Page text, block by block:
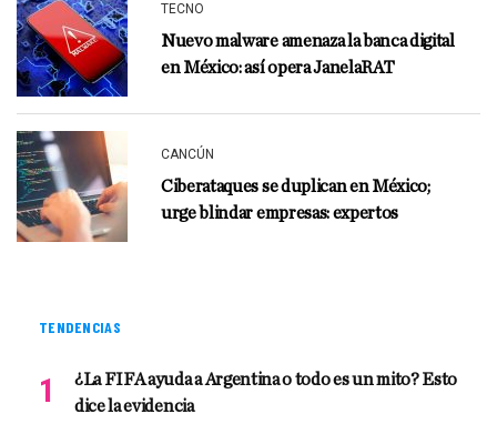
TECNO
Nuevo malware amenaza la banca digital
en México: así opera JanelaRAT
CANCÚN
Ciberataques se duplican en México;
urge blindar empresas: expertos
TENDENCIAS
¿La FIFA ayuda a Argentina o todo es un mito? Esto
dice la evidencia